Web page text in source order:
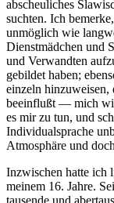
abscheuliches
suchten. Ich
unmöglich wie
Dienstmädchen und
und Verwandten
gebildet haben;
einzeln
beeinflußt — mich
es mir zu tun, und
Individualsprache
Atmosphäre und
Inzwischen hatte ich
meinem 16. Jahre.
tausende und